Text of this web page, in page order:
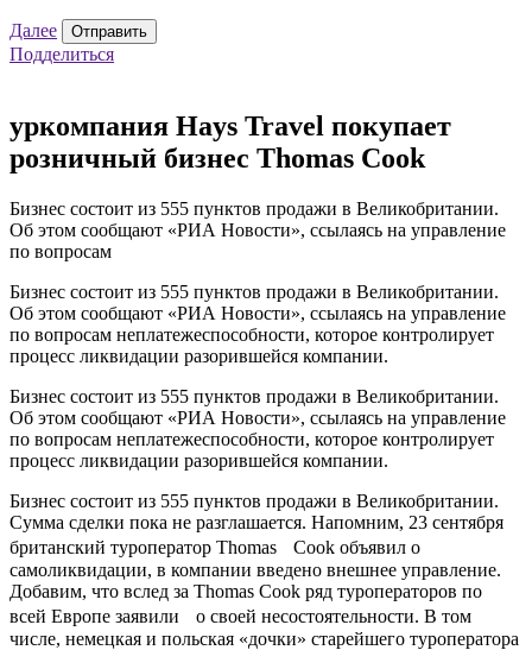
Далее Отправить
Подделиться
уркомпания Hays Travel покупает
розничный бизнес Thomas Cook
Бизнес состоит из 555 пунктов продажи в Великобритании.
Об этом сообщают «РИА Новости», ссылаясь на управление
по вопросам
Бизнес состоит из 555 пунктов продажи в Великобритании.
Об этом сообщают «РИА Новости», ссылаясь на управление
по вопросам неплатежеспособности, которое контролирует
процесс ликвидации разорившейся компании.
Бизнес состоит из 555 пунктов продажи в Великобритании.
Об этом сообщают «РИА Новости», ссылаясь на управление
по вопросам неплатежеспособности, которое контролирует
процесс ликвидации разорившейся компании.
Бизнес состоит из 555 пунктов продажи в Великобритании.
Сумма сделки пока не разглашается. Напомним, 23 сентября
британский туроператор Thomas Cook объявил о
самоликвидации, в компании введено внешнее управление.
Добавим, что вслед за Thomas Cook ряд туроператоров по
всей Европе заявили о своей несостоятельности. В том
числе, немецкая и польская «дочки» старейшего туроператора